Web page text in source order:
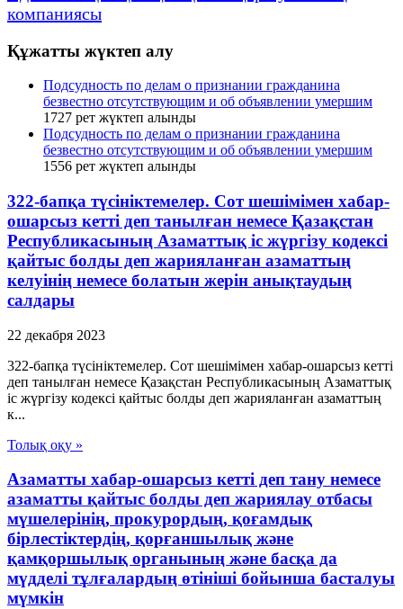
компаниясы
Құжатты жүктеп алу
Подсудность по делам о признании гражданина
безвестно отсутствующим и об объявлении умершим
1727 рет жүктеп алынды
Подсудность по делам о признании гражданина
безвестно отсутствующим и об объявлении умершим
1556 рет жүктеп алынды
322-бапқа түсініктемелер. Сот шешімімен хабар-
ошарсыз кетті деп танылған немесе Қазақстан
Республикасының Азаматтық іс жүргізу кодексі
қайтыс болды деп жарияланған азаматтың
келуінің немесе болатын жерін анықтаудың
салдары
22 декабря 2023
322-бапқа түсініктемелер. Сот шешімімен хабар-ошарсыз кетті
деп танылған немесе Қазақстан Республикасының Азаматтық
іс жүргізу кодексі қайтыс болды деп жарияланған азаматтың
к...
Толық оқу »
Азаматты хабар-ошарсыз кетті деп тану немесе
азаматты қайтыс болды деп жариялау отбасы
мүшелерінің, прокурордың, қоғамдық
бірлестіктердің, қорғаншылық және
қамқоршылық органының және басқа да
мүдделі тұлғалардың өтініші бойынша басталуы
мүмкін